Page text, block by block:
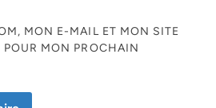
MON E-MAIL ET MON SITE
MON PROCHAIN